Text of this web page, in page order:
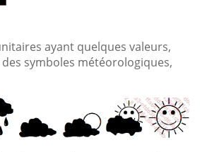
ayant quelques valeurs,
symboles météorologiques,